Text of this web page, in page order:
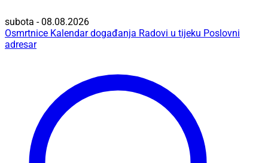
subota - 08.08.2026
Osmrtnice Kalendar događanja Radovi u tijeku Poslovni
adresar